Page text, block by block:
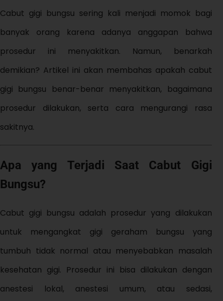
Cabut gigi bungsu sering kali menjadi momok bagi
banyak orang karena adanya anggapan bahwa
prosedur ini menyakitkan. Namun, benarkah
demikian? Artikel ini akan membahas apakah cabut
gigi bungsu benar-benar menyakitkan, bagaimana
prosedur dilakukan, serta cara mengurangi rasa
sakitnya.
Apa yang Terjadi Saat Cabut Gigi
Bungsu?
Cabut gigi bungsu adalah prosedur yang dilakukan
untuk mengangkat gigi geraham bungsu yang
tumbuh tidak normal atau menyebabkan masalah
kesehatan gigi. Prosedur ini bisa dilakukan dengan
anestesi lokal, anestesi umum, atau sedasi,